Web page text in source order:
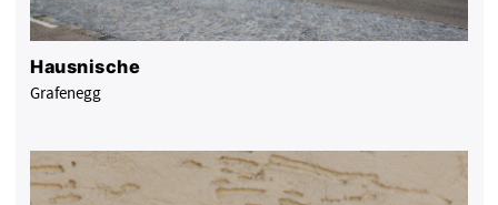
Hausnische
Grafenegg